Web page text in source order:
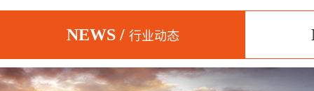
NEWS / 行业动态